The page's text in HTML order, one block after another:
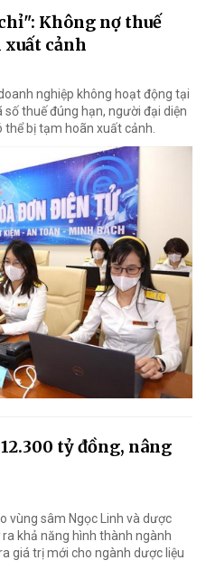
Không nợ thuế
xuất cảnh
nghiệp không hoạt động tại
thuế đúng hạn, người đại diện
thể bị tạm hoãn xuất cảnh.
tỷ đồng, nâng
vùng sâm Ngọc Linh và dược
ra khả năng hình thành ngành
giá trị mới cho ngành dược liệu